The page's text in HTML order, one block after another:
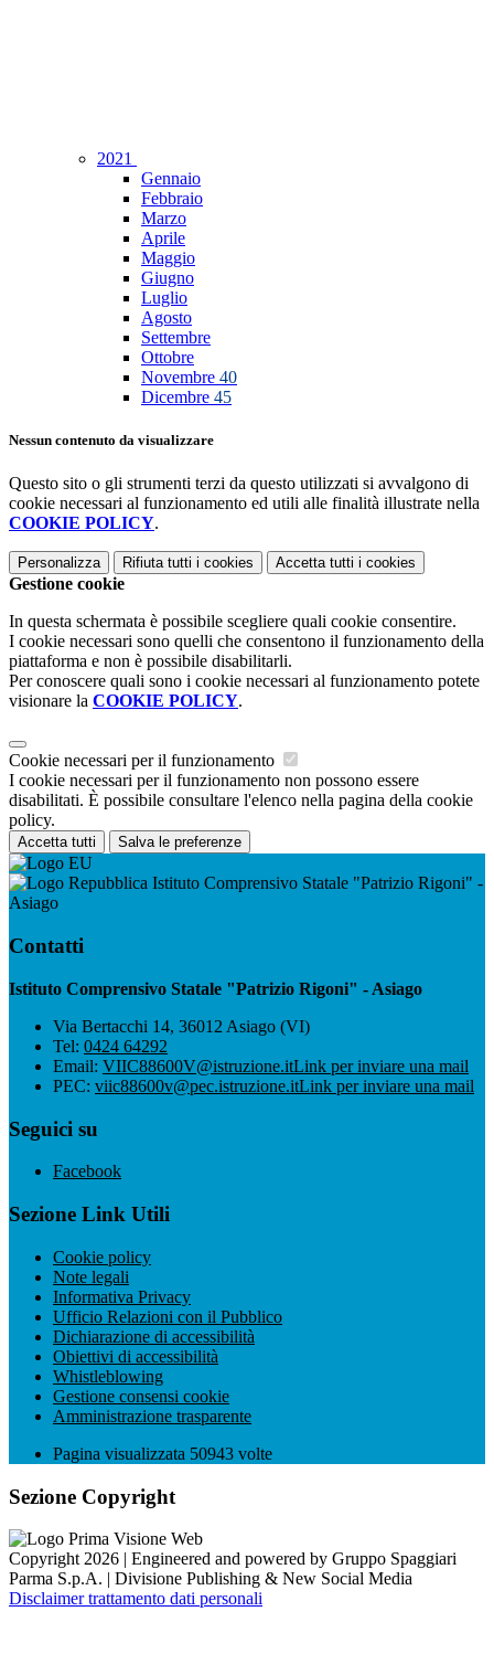
2021
Gennaio
Febbraio
Marzo
Aprile
Maggio
Giugno
Luglio
Agosto
Settembre
Ottobre
Novembre 40
Dicembre 45
Nessun contenuto da visualizzare
Questo sito o gli strumenti terzi da questo utilizzati si avvalgono di
cookie necessari al funzionamento ed utili alle finalità illustrate nella
COOKIE POLICY.
Personalizza Rifiuta tutti i cookies Accetta tutti i cookies
Gestione cookie
In questa schermata è possibile scegliere quali cookie consentire.
I cookie necessari sono quelli che consentono il funzionamento della
piattaforma e non è possibile disabilitarli.
Per conoscere quali sono i cookie necessari al funzionamento potete
visionare la COOKIE POLICY.
Cookie necessari per il funzionamento
I cookie necessari per il funzionamento non possono essere
disabilitati. È possibile consultare l'elenco nella pagina della cookie
policy.
Accetta tutti Salva le preferenze
Istituto Comprensivo Statale "Patrizio Rigoni" -
Asiago
Contatti
Istituto Comprensivo Statale "Patrizio Rigoni" - Asiago
Via Bertacchi 14, 36012 Asiago (VI)
Tel: 0424 64292
Email: VIIC88600V@istruzione.itLink per inviare una mail
PEC: viic88600v@pec.istruzione.itLink per inviare una mail
Seguici su
Facebook
Sezione Link Utili
Cookie policy
Note legali
Informativa Privacy
Ufficio Relazioni con il Pubblico
Dichiarazione di accessibilità
Obiettivi di accessibilità
Whistleblowing
Gestione consensi cookie
Amministrazione trasparente
Pagina visualizzata 50943 volte
Sezione Copyright
Copyright 2026 | Engineered and powered by Gruppo Spaggiari
Parma S.p.A. | Divisione Publishing & New Social Media
Disclaimer trattamento dati personali